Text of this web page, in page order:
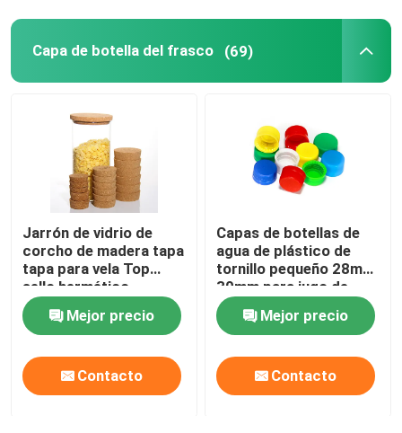
Capa de botella del frasco (69)
Jarrón de vidrio de
corcho de madera tapa
tapa para vela Top
sello hermético
Mejor precio
Contacto
Capas de botellas de
agua de plástico de
tornillo pequeño 28mm
30mm para jugo de
bebida
Mejor precio
Contacto